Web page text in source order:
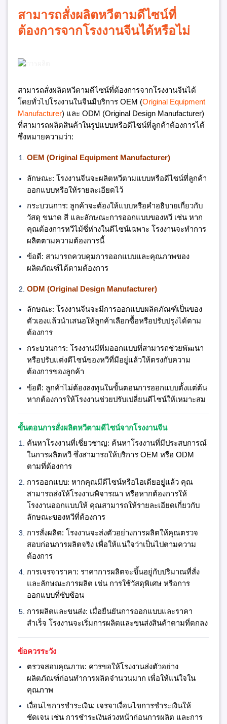
สามารถสั่งผลิตหวีตามดีไซน์ที่
ต้องการจากโรงงานจีนได้หรือไม่
สามารถสั่งผลิตหวีตามดีไซน์ที่ต้องการจากโรงงานจีนได้
โดยทั่วไปโรงงานในจีนมีบริการ OEM (Original Equipment
Manufacturer) และ ODM (Original Design Manufacturer)
ที่สามารถผลิตสินค้าในรูปแบบหรือดีไซน์ที่ลูกค้าต้องการได้
ซึ่งหมายความว่า:
OEM (Original Equipment Manufacturer)
ลักษณะ: โรงงานจีนจะผลิตหวีตามแบบหรือดีไซน์ที่ลูกค้า
ออกแบบหรือให้รายละเอียดไว้
กระบวนการ: ลูกค้าจะต้องให้แบบหรือคำอธิบายเกี่ยวกับ
วัสดุ ขนาด สี และลักษณะการออกแบบของหวี เช่น หาก
คุณต้องการหวีไม้ซี่ห่างในดีไซน์เฉพาะ โรงงานจะทำการ
ผลิตตามความต้องการนี้
ข้อดี: สามารถควบคุมการออกแบบและคุณภาพของ
ผลิตภัณฑ์ได้ตามต้องการ
ODM (Original Design Manufacturer)
ลักษณะ: โรงงานจีนจะมีการออกแบบผลิตภัณฑ์เป็นของ
ตัวเองแล้วนำเสนอให้ลูกค้าเลือกซื้อหรือปรับปรุงได้ตาม
ต้องการ
กระบวนการ: โรงงานมีทีมออกแบบที่สามารถช่วยพัฒนา
หรือปรับแต่งดีไซน์ของหวีที่มีอยู่แล้วให้ตรงกับความ
ต้องการของลูกค้า
ข้อดี: ลูกค้าไม่ต้องลงทุนในขั้นตอนการออกแบบตั้งแต่ต้น
หากต้องการให้โรงงานช่วยปรับเปลี่ยนดีไซน์ให้เหมาะสม
ขั้นตอนการสั่งผลิตหวีตามดีไซน์จากโรงงานจีน
ค้นหาโรงงานที่เชี่ยวชาญ: ค้นหาโรงงานที่มีประสบการณ์
ในการผลิตหวี ซึ่งสามารถให้บริการ OEM หรือ ODM
ตามที่ต้องการ
การออกแบบ: หากคุณมีดีไซน์หรือไอเดียอยู่แล้ว คุณ
สามารถส่งให้โรงงานพิจารณา หรือหากต้องการให้
โรงงานออกแบบให้ คุณสามารถให้รายละเอียดเกี่ยวกับ
ลักษณะของหวีที่ต้องการ
การสั่งผลิต: โรงงานจะส่งตัวอย่างการผลิตให้คุณตรวจ
สอบก่อนการผลิตจริง เพื่อให้แน่ใจว่าเป็นไปตามความ
ต้องการ
การเจรจาราคา: ราคาการผลิตจะขึ้นอยู่กับปริมาณที่สั่ง
และลักษณะการผลิต เช่น การใช้วัสดุพิเศษ หรือการ
ออกแบบที่ซับซ้อน
การผลิตและขนส่ง: เมื่อยืนยันการออกแบบและราคา
สำเร็จ โรงงานจะเริ่มการผลิตและขนส่งสินค้าตามที่ตกลง
ข้อควรระวัง
ตรวจสอบคุณภาพ: ควรขอให้โรงงานส่งตัวอย่าง
ผลิตภัณฑ์ก่อนทำการผลิตจำนวนมาก เพื่อให้แน่ใจใน
คุณภาพ
เงื่อนไขการชำระเงิน: เจรจาเงื่อนไขการชำระเงินให้
ชัดเจน เช่น การชำระเงินล่วงหน้าก่อนการผลิต และการ